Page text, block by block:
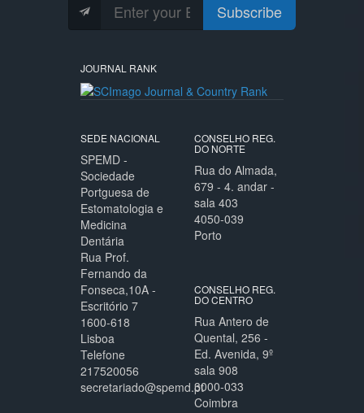
Subscribe
JOURNAL RANK
SEDE NACIONAL
SPEMD -
Sociedade
Portguesa de
Estomatologia e
Medicina
Dentária
Rua Prof.
Fernando da
Fonseca,10A -
Escritório 7
1600-618
Lisboa
Telefone
217520056
secretariado@spemd.pt
CONSELHO REG.
DO NORTE
Rua do Almada,
679 - 4. andar -
sala 403
4050-039
Porto
CONSELHO REG.
DO CENTRO
Rua Antero de
Quental, 256 -
Ed. Avenida, 9º
sala 908
3000-033
Coimbra